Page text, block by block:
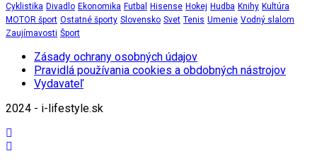
Cyklistika Divadlo Ekonomika Futbal Hisense Hokej Hudba Knihy Kultúra
MOTOR šport Ostatné športy Slovensko Svet Tenis Umenie Vodný slalom
Zaujímavosti Šport
Zásady ochrany osobných údajov
Pravidlá používania cookies a obdobných nástrojov
Vydavateľ
2024 - i-lifestyle.sk